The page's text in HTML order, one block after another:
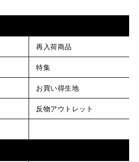
再入荷商品
特集
お買い得生地
反物アウトレット